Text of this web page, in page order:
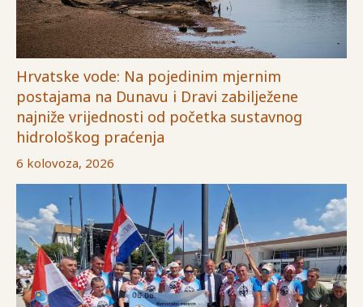
Hrvatske vode: Na pojedinim mjernim
postajama na Dunavu i Dravi zabilježene
najniže vrijednosti od početka sustavnog
hidrološkog praćenja
6 kolovoza, 2026